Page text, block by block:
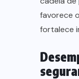
favorece
fortalece